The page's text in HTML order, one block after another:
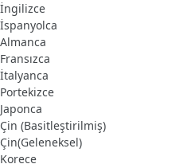
İngilizce
İspanyolca
Almanca
Fransızca
İtalyanca
Portekizce
Japonca
Çin (Basitleştirilmiş)
Çin(Geleneksel)
Korece